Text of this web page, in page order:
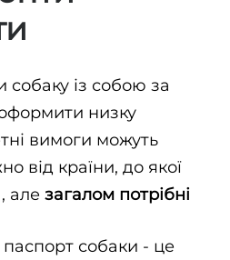
собаку із собою за
низку
вимоги можуть
від країни, до якої
але загалом потрібні
собаки - це